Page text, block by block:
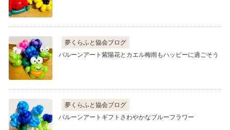
夢くらふと協会ブログ
バルーンアート紫陽花とカエル梅雨もハッピーに過ごそう
夢くらふと協会ブログ
バルーンアートギフトさわやかなブルーフラワー